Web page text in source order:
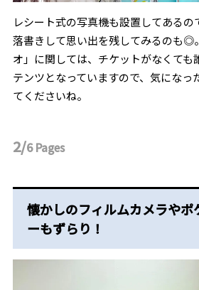
レシート式の写真機も設置してあるの
落書きして思い出を残してみるのも◎
オ」に関しては、チケットがなくても
テンツとなっていますので、気になっ
てくださいね。
2/6Pages
懐かしのフィルムカメラやポ
ーもずらり！